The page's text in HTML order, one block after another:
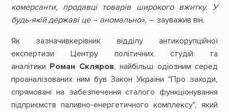
комерсанти, продавці товарів широкого вжитку. У
будь-якій державі це – аномально», – зауважив він.
Як зазначивкерівник відділу антикорупційної
експертизи Центру політичних студій та
аналітики Роман Скляров, найбільш одіозним серед
проаналізованих ним був Закон України "Про заходи,
спрямовані на забезпечення сталого функціонування
підприємств паливно-енергетичного комплексу", який